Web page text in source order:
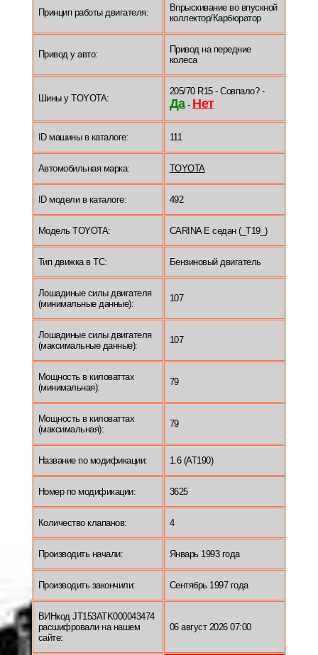
Принцип работы двигателя:
Впрыскивание во впускной
коллектор/Карбюратор
Привод у авто:
Привод на передние
колеса
Шины у TOYOTA:
205/70 R15 - Совпало? -
Да- Нет
ID машины в каталоге: 111
Автомобильная марка: TOYOTA
ID модели в каталоге: 492
Модель TOYOTA: CARINA E седан (_T19_)
Тип движка в ТС: Бензиновый двигатель
Лошадиные силы двигателя
(минимальные данные):
107
Лошадиные силы двигателя
(максимальные данные):
107
Мощность в киловаттах
(минимальная):
79
Мощность в киловаттах
(максимальная):
79
Название по модификации: 1.6 (AT190)
Номер по модификации: 3625
Количество клапанов: 4
Производить начали: Январь 1993 года
Производить закончили: Сентябрь 1997 года
ВИНкод JT153ATK000043474
расшифровали на нашем
сайте:
06 август 2026 07:00